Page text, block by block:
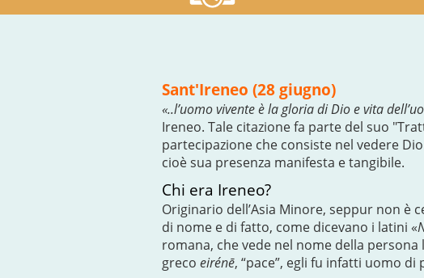
Sant'Ireneo (28 giugno)
«..l’uomo vivente è la gloria di Dio e vita
Ireneo. Tale citazione fa parte del suo
partecipazione che consiste nel vedere
cioè sua presenza manifesta e tangibile.
Chi era Ireneo?
Originario dell’Asia Minore, seppur non è
di nome e di fatto, come dicevano i latini «
romana, che vede nel nome della
greco eirénē, “pace”, egli fu infatti uomo